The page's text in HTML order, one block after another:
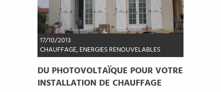
17/10/2013
CHAUFFAGE,ENERGIES RENOUVELABLES
DU PHOTOVOLTAÏQUE POUR VOTRE
INSTALLATION DE CHAUFFAGE